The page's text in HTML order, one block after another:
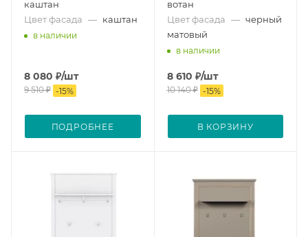
каштан
Цвет фасада — каштан
в наличии
8 080 ₽/шт
9 510₽ -15%
ПОДРОБНЕЕ
вотан
Цвет фасада — черный
матовый
в наличии
8 610 ₽/шт
10 140₽ -15%
В КОРЗИНУ